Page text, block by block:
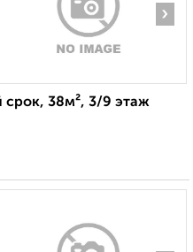
›
срок, 38м², 3/9 этаж